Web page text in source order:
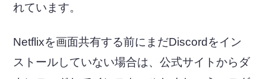
れています。
Netflixを画面共有する前にまだDiscordをイン
ストールしていない場合は、公式サイトからダ